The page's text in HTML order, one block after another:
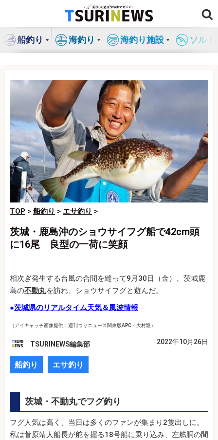
ン
船釣り 海釣り 海釣り施設 ソル
TOP > 船釣り > エサ釣り >
茨城・鹿島沖のショウサイフグ船で42cm頭
に16尾 良型の一荷に笑顔
相次ぎ発生する台風の合間を縫って9月30日（金）、茨城鹿
島の不動丸を訪れ、ショウサイフグと遊んだ。
●茨城県のリアルタイム天気＆風波情報
（アイキャッチ画像提供：週刊つりニュース関東版APC・大村隆）
TSURINEWS編集部 2022年10月26日
船釣り エサ釣り
茨城・不動丸でフグ釣り
フグ人気は高く、当日は多くのファンが集まり2隻出しに。
私は菅原靖人船長が舵を握る18号船に乗り込み、左舷胴の間